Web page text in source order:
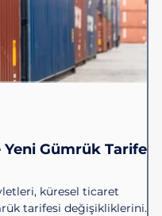
Gümrük Tarifeleri
küresel ticaret
tarifesi değişikliklerini...